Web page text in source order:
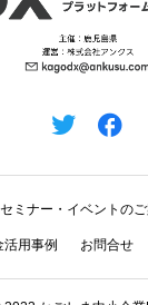
セミナー・イベントの
活用事例 お問合せ